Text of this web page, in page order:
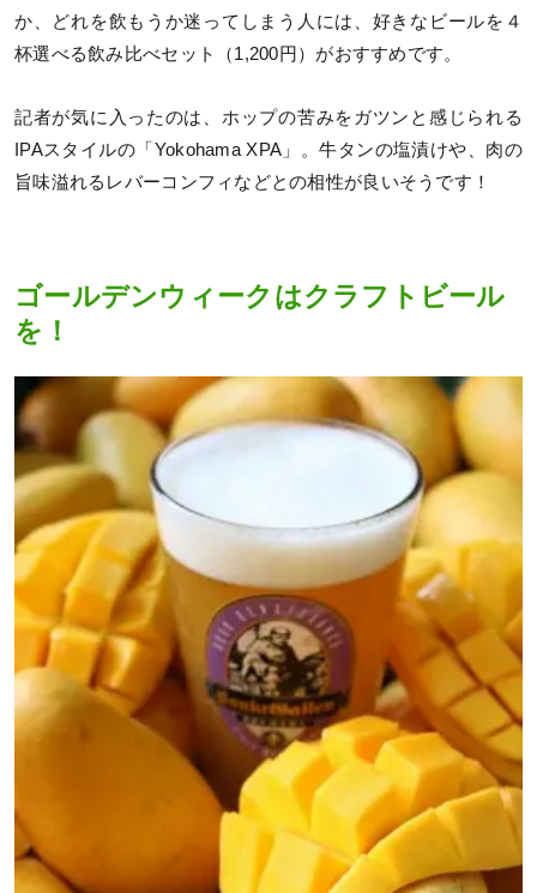
か、どれを飲もうか迷ってしまう人には、好きなビールを４
杯選べる飲み比べセット（1,200円）がおすすめです。
記者が気に入ったのは、ホップの苦みをガツンと感じられる
IPAスタイルの「Yokohama XPA」。牛タンの塩漬けや、肉の
旨味溢れるレバーコンフィなどとの相性が良いそうです！
ゴールデンウィークはクラフトビール
を！